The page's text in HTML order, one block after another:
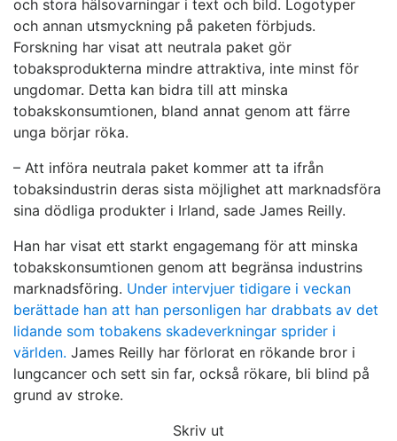
och stora hälsovarningar i text och bild. Logotyper
och annan utsmyckning på paketen förbjuds.
Forskning har visat att neutrala paket gör
tobaksprodukterna mindre attraktiva, inte minst för
ungdomar. Detta kan bidra till att minska
tobakskonsumtionen, bland annat genom att färre
unga börjar röka.
– Att införa neutrala paket kommer att ta ifrån
tobaksindustrin deras sista möjlighet att marknadsföra
sina dödliga produkter i Irland, sade James Reilly.
Han har visat ett starkt engagemang för att minska
tobakskonsumtionen genom att begränsa industrins
marknadsföring. Under intervjuer tidigare i veckan
berättade han att han personligen har drabbats av det
lidande som tobakens skadeverkningar sprider i
världen. James Reilly har förlorat en rökande bror i
lungcancer och sett sin far, också rökare, bli blind på
grund av stroke.
Skriv ut